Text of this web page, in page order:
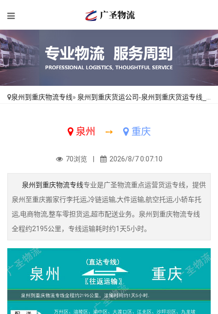
泉州到重庆物流专线» 泉州到重庆货运公司-泉州到重庆货运专线_合同承运「送货上门」
泉州 ➙ 重庆
70浏览 | 2026/8/7 0:07:10
泉州到重庆物流专线专业是广圣物流重点运营货运专线，提供
泉州至重庆搬家行李托运,冷链运输,大件运输,航空托运,小轿车托
运,电商物流,整车零担货运,超市配送业务。泉州到重庆物流专线
全程约2195公里，专线运输耗时约1天5小时。